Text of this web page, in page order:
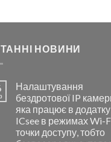
НОВИНИ
Налаштування
бездротової IP
яка працює в додатку
ICsee в режимах Wi-
точки доступу, тобто